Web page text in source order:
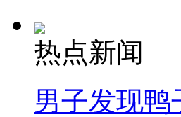
热点新闻
男子发现